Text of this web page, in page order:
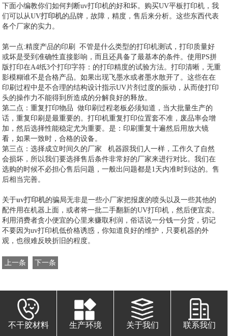
下面小编教你们如何判断uv打印机的好和坏。购买UV平板打印机，我
们可以从UV打印机的品牌，故障，精度，售后来分析。这些东西代表
各个厂家的实力。
第一点:精度产品的印刷 不管是什么类型的打印机测试，打印质量好
或坏是受到准确性直接影响，而且还具备了最基本的条件。使用PS拼
版打印在A4纸3个打印字符：的打印精度的试验方法。打印清晰，无重
影模糊谁不是合格产品。如果出现飞墨水或者墨水散开了。这些在在
印刷过程中是不合理的结构设计指示UV片剂过度的振动，从而使打印
头的操作力不能得到所造成的分解良好的释放。
第二点：重复打印物品 做印刷过程老板必须知道，当大批量生产的
话，重复印刷是最重要的。打印机重复打印位置套不准，废品率会增
加，然后选择性能稳定尤为重要。是：印刷重复十遍然后用放大镜
看，如果一致时，合格的设备。
第三点：选择成立时间久的厂家 机器跟我们人一样，工作久了自然
会损坏，所以我们要选择售后条件非常好的厂家来进行对比。我们在
选购的时候不必担心售后问题，一般出问题都是1天内准时到达的。售
后相当完善。
关于uv打印机的骗局无非是一些小厂家把报废的喷头以及一些其他的
配件用在机器上面，或者将一批二手翻新的UV打印机，然后便宜卖。
利用消费者贪小便宜的心里来赚取利润，俗话说一分钱一分货，切记
不要因为uv打印机低价格诱惑，你知道良好的维护，只要机器的外
观，也很难反映折旧的程度。
上一条 下一条
不干胶材料 生产环境 关于我们 联系我们